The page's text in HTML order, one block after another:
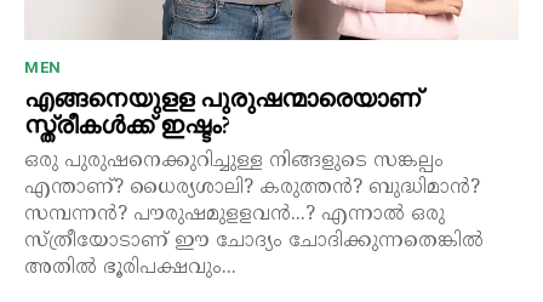
MEN
എങ്ങനെയുളള പുരുഷന്മാരെയാണ്
സ്ത്രീകൾക്ക് ഇഷ്ടം?
ഒരു പുരുഷനെക്കുറിച്ചുള്ള നിങ്ങളുടെ സങ്കല്പം
എന്താണ്? ധൈര്യശാലി? കരുത്തൻ? ബുദ്ധിമാൻ?
സമ്പന്നൻ? പൗരുഷമുളളവൻ...? എന്നാൽ ഒരു
സ്ത്രീയോടാണ് ഈ ചോദ്യം ചോദിക്കുന്നതെങ്കിൽ
അതിൽ ഭൂരിപക്ഷവും...